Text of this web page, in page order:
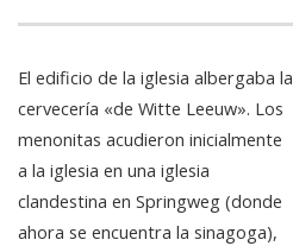
El edificio de la iglesia albergaba la
cervecería «de Witte Leeuw». Los
menonitas acudieron inicialmente
a la iglesia en una iglesia
clandestina en Springweg (donde
ahora se encuentra la sinagoga),